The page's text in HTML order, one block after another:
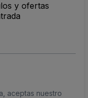
y ofertas
aceptas nuestro